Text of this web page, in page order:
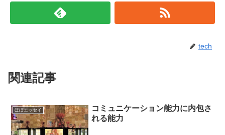
tech
関連記事
ほぼエッセイ
コミュニケーション能力に内包さ
れる能力